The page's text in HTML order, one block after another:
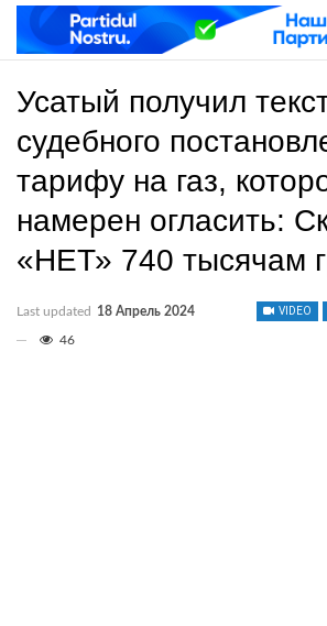
Усатый получил
судебного
тарифу на газ,
намерен огласить:
«НЕТ» 740 тысячам
VIDEO
Last updated 18 Апрель 2024
46